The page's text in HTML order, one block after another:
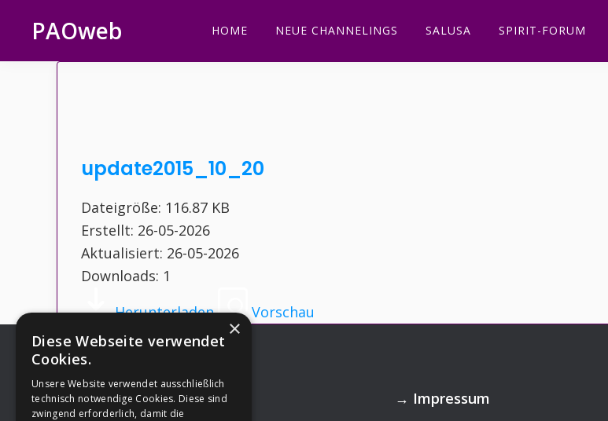
Hauptnavigation
springen
Inhalt
springen
Seitenspalte
springen
Fußzeile
springen
PAOweb HOME NEUE CHANNELINGS SALUSA SPIRIT-FORUM
update2015_10_20
Dateigröße: 116.87 KB
Erstellt: 26-05-2026
Aktualisiert: 26-05-2026
Downloads: 1
Herunterladen
Vorschau
Footer →Deine Spende → Impressum
×
Diese Webseite verwendet
Cookies.
Unsere Website verwendet ausschließlich
technisch notwendige Cookies. Diese sind
zwingend erforderlich, damit die